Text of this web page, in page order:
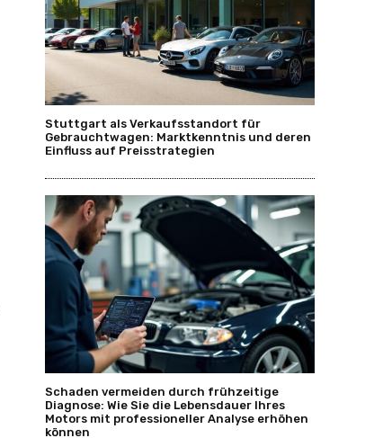
Stuttgart als Verkaufsstandort für
Gebrauchtwagen: Marktkenntnis und deren
Einfluss auf Preisstrategien
Schaden vermeiden durch frühzeitige
Diagnose: Wie Sie die Lebensdauer Ihres
Motors mit professioneller Analyse erhöhen
können